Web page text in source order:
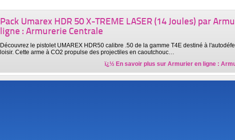
Pack Umarex HDR 50 X-TREME LASER (14 Joules) par
ligne : Armurerie Centrale
Découvrez le pistolet UMAREX HDR50 calibre .50 de la gamme T4E destiné à
loisir. Cette arme à CO2 propulse des projectiles en caoutchouc…
ï¿½ En savoir plus sur Armurier en ligne :